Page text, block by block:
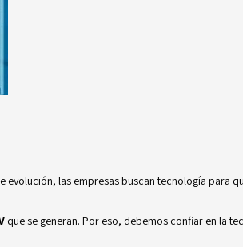
evolución, las empresas buscan tecnología para
que se generan. Por eso, debemos confiar en la